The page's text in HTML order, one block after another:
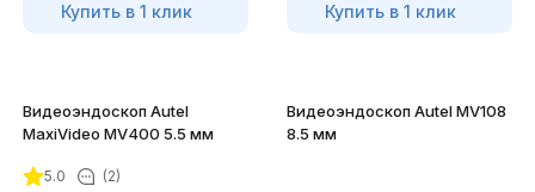
Купить в 1 клик Купить в 1 клик
Видеоэндоскоп Autel
MaxiVideo MV400 5.5 мм
5.0 (2)
Видеоэндоскоп Autel MV108
8.5 мм